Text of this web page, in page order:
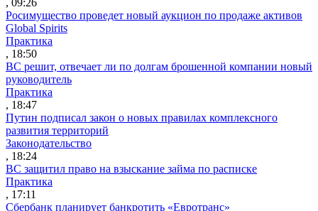
Росимущество проведет новый аукцион по продаже активов
Global Spirits
Практика
, 18:50
ВС решит, отвечает ли по долгам брошенной компании новый
руководитель
Практика
, 18:47
Путин подписал закон о новых правилах комплексного
развития территорий
Законодательство
, 18:24
ВС защитил право на взыскание займа по расписке
Практика
, 17:11
Сбербанк планирует банкротить «Евротранс»